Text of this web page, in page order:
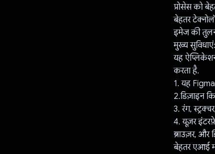
प्रोसेस को
बेहतर
इमेज की
मुख्य सुविधाएं:
यह
करता है.
1. यह
2.डिज़ाइन
3. रंग,
4. यूज़र
ब्राउज़र, और
बेहतर एआई